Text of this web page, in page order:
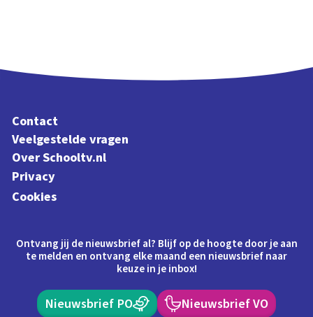
Contact
Veelgestelde vragen
Over Schooltv.nl
Privacy
Cookies
Ontvang jij de nieuwsbrief al? Blijf op de hoogte door je aan
te melden en ontvang elke maand een nieuwsbrief naar
keuze in je inbox!
Nieuwsbrief PO Nieuwsbrief VO